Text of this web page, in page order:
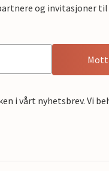
og invitasjoner til
i vårt nyhetsbrev. Vi